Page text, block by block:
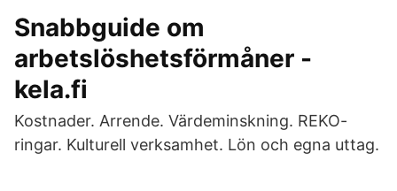
Snabbguide om
arbetslöshetsförmåner -
kela.fi
Kostnader. Arrende. Värdeminskning. REKO-
ringar. Kulturell verksamhet. Lön och egna uttag.